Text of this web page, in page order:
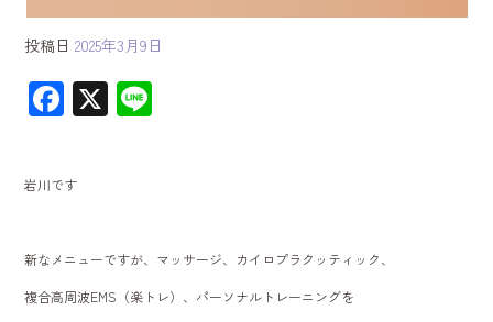
投稿日 2025年3月9日
F
ac
e
b
ok
X
岩川です
新なメニューですが、マッサージ、カイロプラクッティック、
複合高周波EMS（楽トレ）、パーソナルトレーニングを